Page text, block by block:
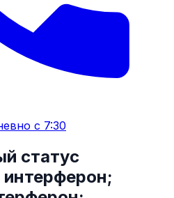
с 7:30
статус